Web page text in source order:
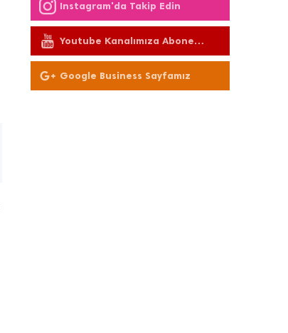
Instagram'da Takip Edin
Youtube Kanalımıza Abone
Olun
Google Business Sayfamız